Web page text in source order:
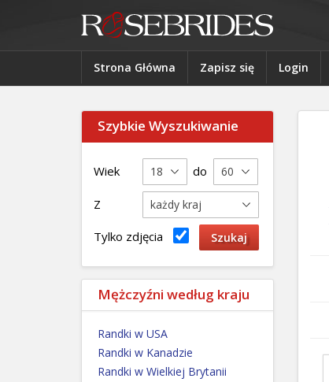
Strona Główna Zapisz się Login
Szybkie Wyszukiwanie
Wiek do
Z
Tylko zdjęcia
Mężczyźni według kraju
Randki w USA
Randki w Kanadzie
Randki w Wielkiej Brytanii